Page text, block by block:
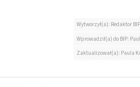
Wytworzył(a): Redaktor BIP
Wprowadził(a) do BIP:
Zaktualizował(a): Paula